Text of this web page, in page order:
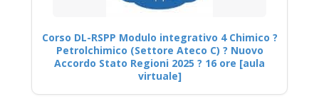
Corso DL-RSPP Modulo integrativo 4 Chimico ?
Petrolchimico (Settore Ateco C) ? Nuovo
Accordo Stato Regioni 2025 ? 16 ore [aula
virtuale]